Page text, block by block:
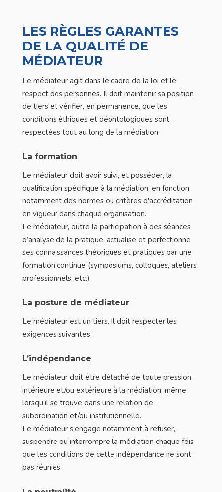
LES RÈGLES GARANTES
DE LA QUALITÉ DE
MÉDIATEUR
Le médiateur agit dans le cadre de la loi et le
respect des personnes. Il doit maintenir sa position
de tiers et vérifier, en permanence, que les
conditions éthiques et déontologiques sont
respectées tout au long de la médiation.
La formation
Le médiateur doit avoir suivi, et posséder, la
qualification spécifique à la médiation, en fonction
notamment des normes ou critères d'accréditation
en vigueur dans chaque organisation.
Le médiateur, outre la participation à des séances
d’analyse de la pratique, actualise et perfectionne
ses connaissances théoriques et pratiques par une
formation continue (symposiums, colloques, ateliers
professionnels, etc.)
La posture de médiateur
Le médiateur est un tiers. Il doit respecter les
exigences suivantes :
L’indépendance
Le médiateur doit être détaché de toute pression
intérieure et/ou extérieure à la médiation, même
lorsqu’il se trouve dans une relation de
subordination et/ou institutionnelle.
Le médiateur s'engage notamment à refuser,
suspendre ou interrompre la médiation chaque fois
que les conditions de cette indépendance ne sont
pas réunies.